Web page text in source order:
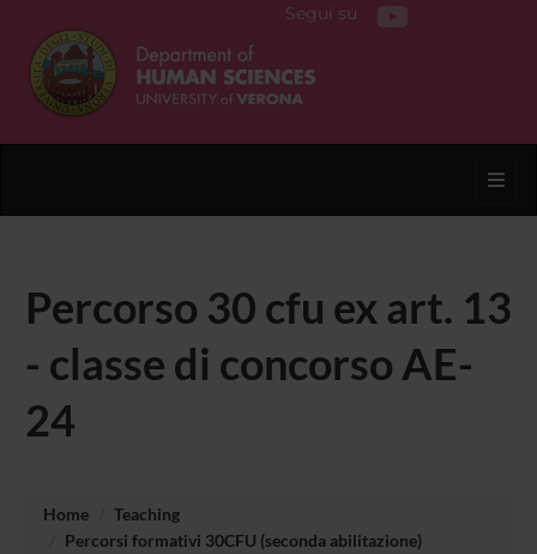
Segui su
Percorso 30 cfu ex art. 13
- classe di concorso AE-
24
Home
Teaching
Percorsi formativi 30CFU (seconda abilitazione)